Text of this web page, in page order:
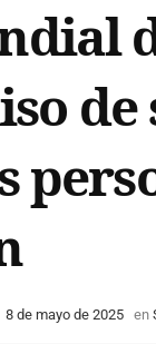
8 de mayo de 2025 en